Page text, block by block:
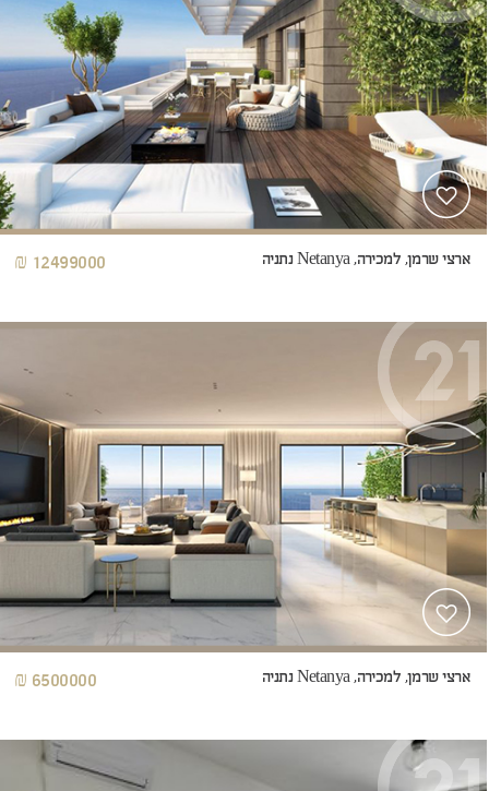
ארצי שרמן, למכירה, Netanya נתניה 12499000 ₪
ארצי שרמן, למכירה, Netanya נתניה 6500000 ₪